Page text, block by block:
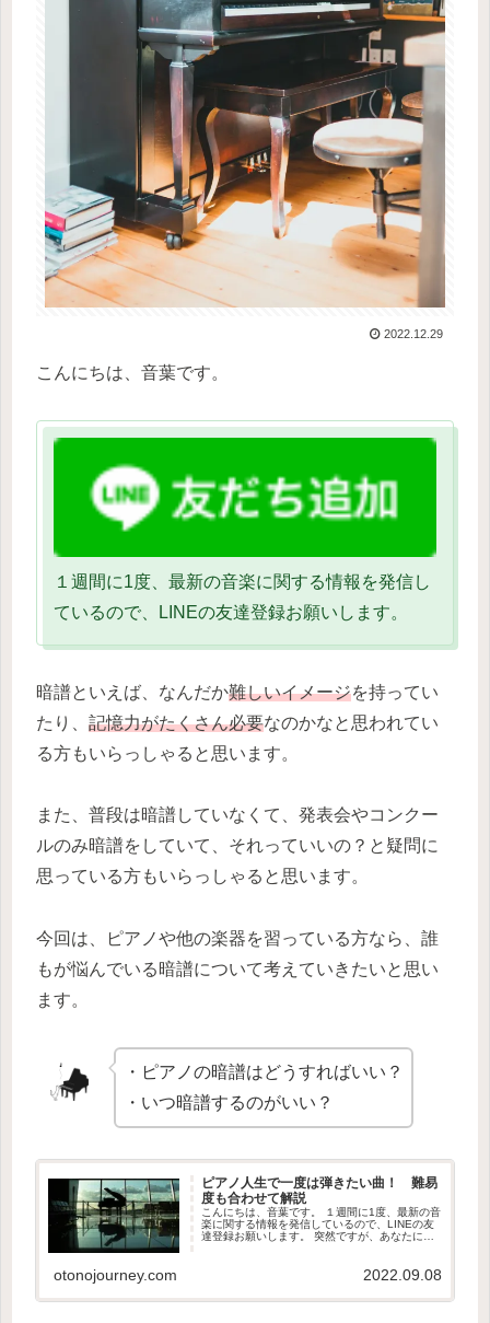
2022.12.29
こんにちは、音葉です。
１週間に1度、最新の音楽に関する情報を発信し
ているので、LINEの友達登録お願いします。
暗譜といえば、なんだか難しいイメージを持ってい
たり、 記憶力がたくさん必要なのかなと思われてい
る方もいらっしゃると思います。
また、普段は暗譜していなくて、発表会やコンクー
ルのみ暗譜をしていて、それっていいの？と疑問に
思っている方もいらっしゃると思います。
今回は、ピアノや他の楽器を習っている方なら、誰
もが悩んでいる暗譜について考えていきたいと思い
ます。
・ピアノの暗譜はどうすればいい？
・いつ暗譜するのがいい？
ピアノ人生で一度は弾きたい曲！ 難易
度も合わせて解説
こんにちは、音葉です。 １週間に1度、最新の音
楽に関する情報を発信しているので、LINEの友
達登録お願いします。 突然ですが、あなたに
otonojourney.com 2022.09.08